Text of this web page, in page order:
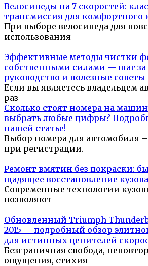
Велосипеды на 7 скоростей:
трансмиссия для комфортного
При выборе велосипеда для
использования
Эффективные методы чистки
собственными силами — шаг
руководство и полезные советы
Если вы являетесь владельцем
раз
Сколько стоят номера на
выбрать любые цифры?
нашей статье!
Выбор номера для автомобиля
при регистрации.
Ремонт вмятин без покраски:
щадящее восстановление кузова
Современные технологии
позволяют
Обновленный Triumph
2015 — подробный обзор
для истинных ценителей
Безграничная свобода,
ощущения, стихия